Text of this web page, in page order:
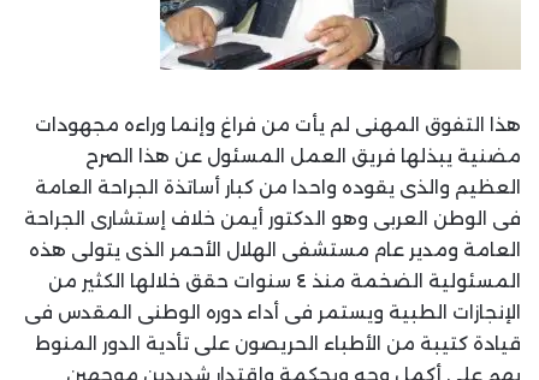
هذا التفوق المهنى لم يأت من فراغ وإنما وراءه مجهودات
مضنية يبذلها فريق العمل المسئول عن هذا الصرح
العظيم والذى يقوده واحدا من كبار أساتذة الجراحة العامة
فى الوطن العربى وهو الدكتور أيمن خلاف إستشارى الجراحة
العامة ومدير عام مستشفى الهلال الأحمر الذى يتولى هذه
المسئولية الضخمة منذ ٤ سنوات حقق خلالها الكثير من
الإنجازات الطبية ويستمر فى أداء دوره الوطنى المقدس فى
قيادة كتيبة من الأطباء الحريصون على تأدية الدور المنوط
بهم على أكمل وجه وبحكمة وإقتدار شديدين موجهين